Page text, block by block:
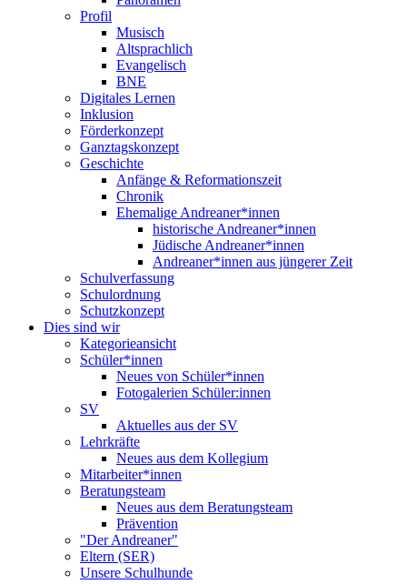
Profil
Musisch
Altsprachlich
Evangelisch
BNE
Digitales Lernen
Inklusion
Förderkonzept
Ganztagskonzept
Geschichte
Anfänge & Reformationszeit
Chronik
Ehemalige Andreaner*innen
historische Andreaner*innen
Jüdische Andreaner*innen
Andreaner*innen aus jüngerer Zeit
Schulverfassung
Schulordnung
Schutzkonzept
Dies sind wir
Kategorieansicht
Schüler*innen
Neues von Schüler*innen
Fotogalerien Schüler:innen
SV
Aktuelles aus der SV
Lehrkräfte
Neues aus dem Kollegium
Mitarbeiter*innen
Beratungsteam
Neues aus dem Beratungsteam
Prävention
"Der Andreaner"
Eltern (SER)
Unsere Schulhunde